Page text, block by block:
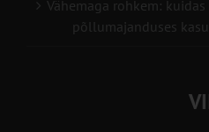
Vähemaga rohkem:
põllumajanduses